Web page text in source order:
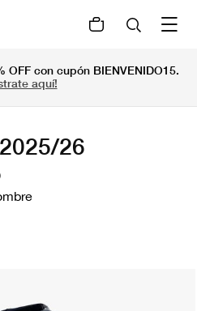
OFF con cupón BIENVENIDO15.
aquí!
26